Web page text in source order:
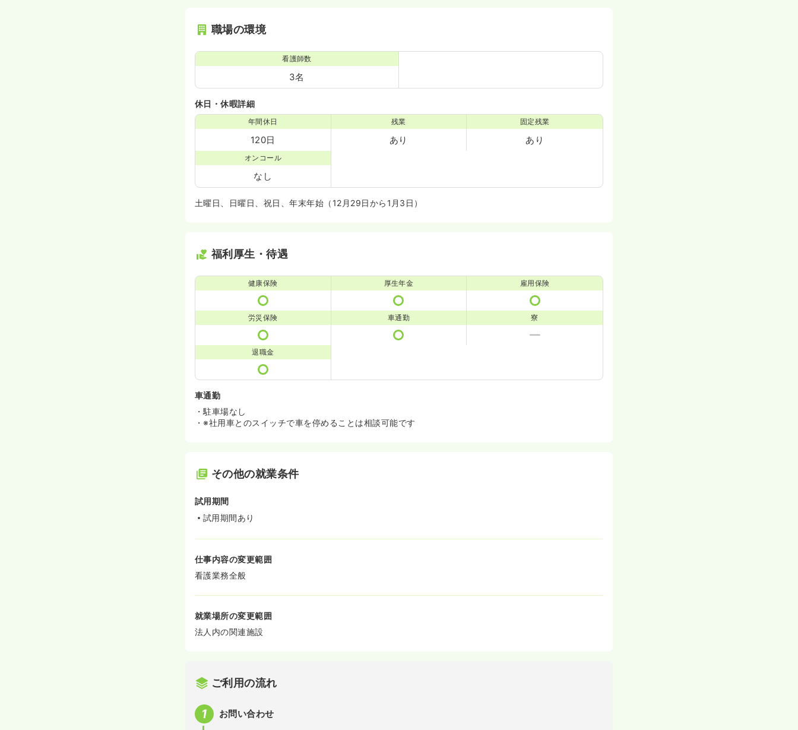
職場の環境
看護師数
3名
休日・休暇詳細
年間休日
120日
残業
あり
固定残業
あり
オンコール
なし
土曜日、日曜日、祝日、年末年始（12月29日から1月3日）
福利厚生・待遇
健康保険 厚生年金 雇用保険
労災保険 車通勤 寮
退職金
車通勤
・駐車場なし
・※社用車とのスイッチで車を停めることは相談可能です
その他の就業条件
試用期間
試用期間あり
仕事内容の変更範囲
看護業務全般
就業場所の変更範囲
法人内の関連施設
ご利用の流れ
お問い合わせ